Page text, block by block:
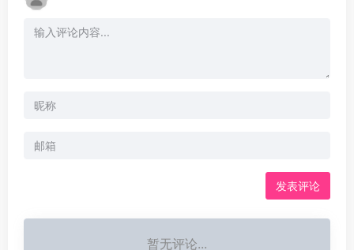
发表评论
暂无评论...